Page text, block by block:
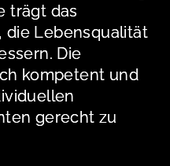
trägt das
die Lebensqualität
Die
kompetent und
gerecht zu